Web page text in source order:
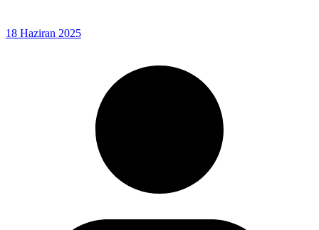
18 Haziran 2025